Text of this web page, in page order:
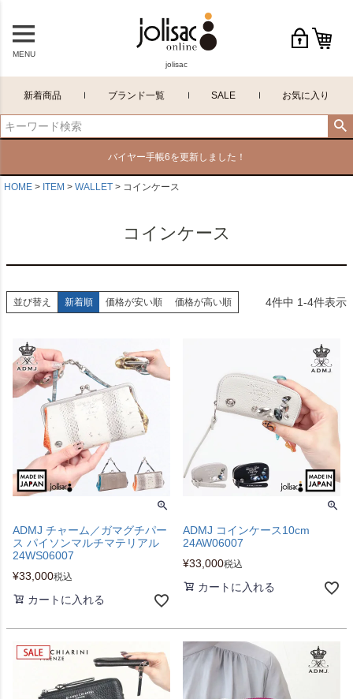
MENU
jolisac
新着商品 ブランド一覧 SALE お気に入り
バイヤー手帳6を更新しました！
HOME ITEM WALLET コインケース
コインケース
並び替え 新着順 価格が安い順 価格が高い順 4件中 1-4件表示
ADMJ チャーム／ガマグチパー
ス パイソンマルチマテリアル
24WS06007
¥33,000税込
カートに入れる
ADMJ コインケース10cm
24AW06007
¥33,000税込
カートに入れる